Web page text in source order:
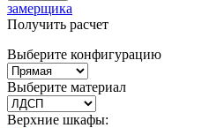
замерщика
Получить расчет
Выберите конфигурацию
Выберите материал
Верхние шкафы: